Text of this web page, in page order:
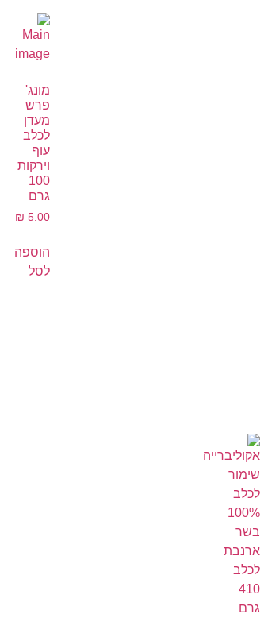
מונג'
פרש
מעדן
לכלב
עוף
וירקות
100
גרם
₪ 5.00
הוספה
לסל